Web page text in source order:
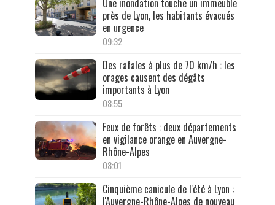
Une inondation touche un immeuble
près de Lyon, les habitants évacués
en urgence
09:32
Des rafales à plus de 70 km/h : les
orages causent des dégâts
importants à Lyon
08:55
Feux de forêts : deux départements
en vigilance orange en Auvergne-
Rhône-Alpes
08:01
Cinquième canicule de l'été à Lyon :
l'Auvergne-Rhône-Alpes de nouveau